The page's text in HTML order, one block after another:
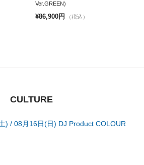
Ver.GREEN)
¥86,900円 （税込）
CULTURE